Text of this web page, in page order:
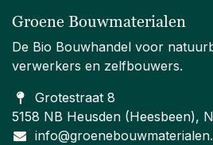
Groene Bouwmaterialen
De Bio Bouwhandel voor
verwerkers en zelfbouwers.
Grotestraat 8
5158 NB Heusden (Heesbeen),